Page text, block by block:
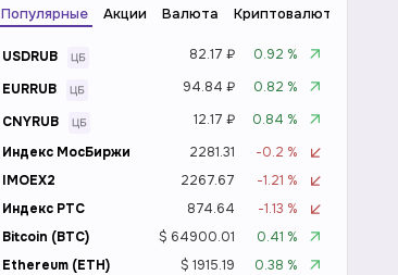
Популярные Акции Валюта Криптовалюта
USDRUB 82.17 ₽
0.92 %
EURRUB
94.84 ₽
0.82 %
CNYRUB
12.17 ₽
0.84 %
Индекс МосБиржи
2281.31
-0.2 %
IMOEX2
2267.67
-1.21 %
Индекс РТС
874.64
-1.13 %
Bitcoin (BTC)
$ 64900.01
0.41 %
Ethereum (ETH)
$ 1915.19 0.38 %